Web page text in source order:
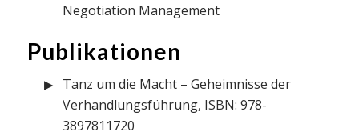
Negotiation Management
Publikationen
Tanz um die Macht – Geheimnisse der
Verhandlungsführung, ISBN: 978-
3897811720